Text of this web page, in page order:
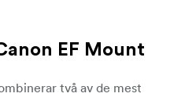
EF Mount
två av de mest